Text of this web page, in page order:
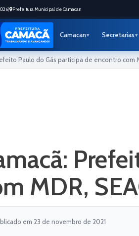
Prefeitura Municipal de Camacan
Camacan Secretarias
Paulo do Gás participa de encontro com
MDR,
em 23 de novembro de 2021